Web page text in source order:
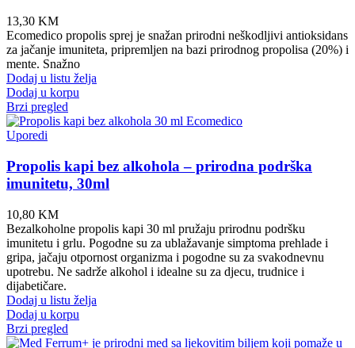
13,30 KM
Ecomedico propolis sprej je snažan prirodni neškodljivi antioksidans
za jačanje imuniteta, pripremljen na bazi prirodnog propolisa (20%) i
mente. Snažno
Dodaj u listu želja
Dodaj u korpu
Brzi pregled
Uporedi
Propolis kapi bez alkohola – prirodna podrška
imunitetu, 30ml
10,80 KM
Bezalkoholne propolis kapi 30 ml pružaju prirodnu podršku
imunitetu i grlu. Pogodne su za ublažavanje simptoma prehlade i
gripa, jačaju otpornost organizma i pogodne su za svakodnevnu
upotrebu. Ne sadrže alkohol i idealne su za djecu, trudnice i
dijabetičare.
Dodaj u listu želja
Dodaj u korpu
Brzi pregled